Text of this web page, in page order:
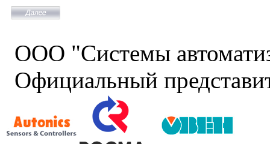
ООО "Системы
Официальный